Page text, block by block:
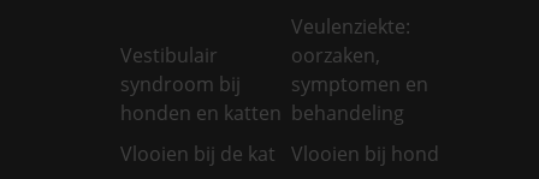
Vestibulair
syndroom bij
honden en katten
Veulenziekte:
oorzaken,
symptomen en
behandeling
Vlooien bij de kat
Vlooien bij hond